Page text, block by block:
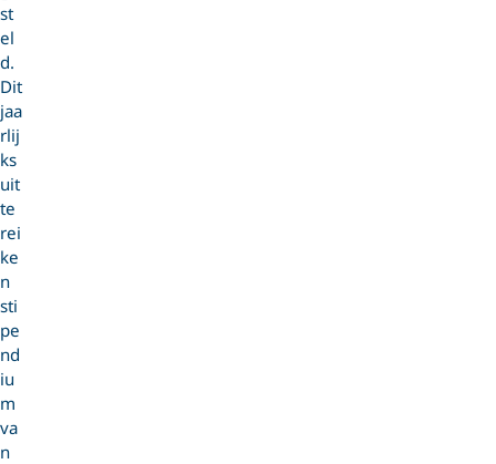
st
el
d.
Dit
jaa
rlij
ks
uit
te
rei
ke
n
sti
pe
nd
iu
m
va
n